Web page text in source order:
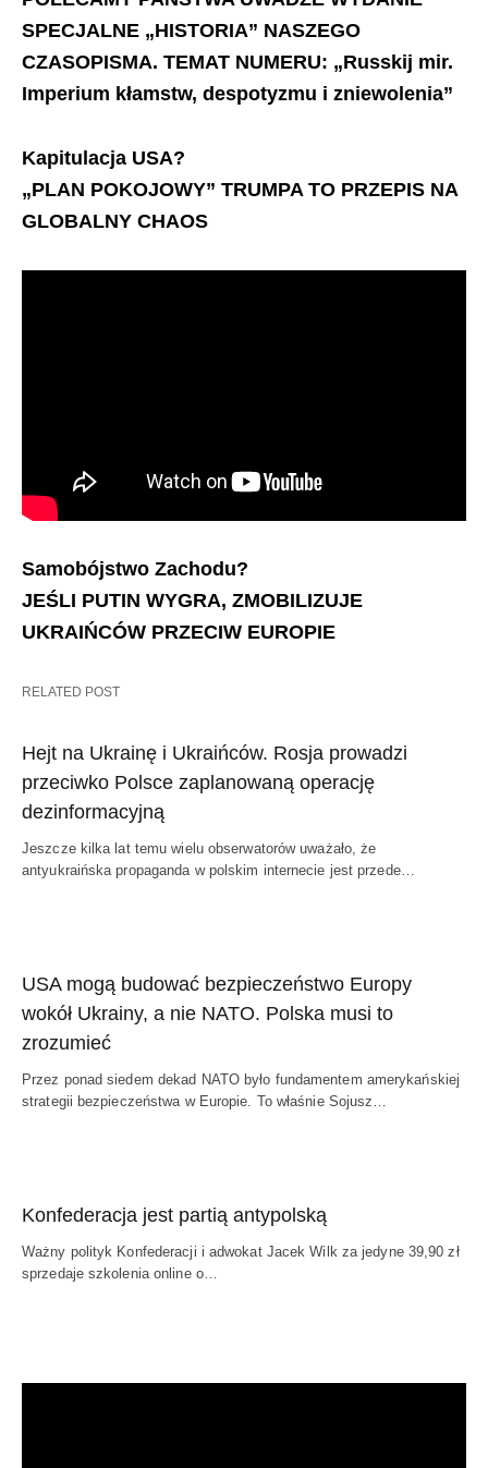
SPECJALNE „HISTORIA” NASZEGO
CZASOPISMA. TEMAT NUMERU: „Russkij mir.
Imperium kłamstw, despotyzmu i zniewolenia”
Kapitulacja USA?
„PLAN POKOJOWY” TRUMPA TO PRZEPIS NA
GLOBALNY CHAOS
Samobójstwo Zachodu?
JEŚLI PUTIN WYGRA, ZMOBILIZUJE
UKRAIŃCÓW PRZECIW EUROPIE
RELATED POST
Hejt na Ukrainę i Ukraińców. Rosja prowadzi
przeciwko Polsce zaplanowaną operację
dezinformacyjną
Jeszcze kilka lat temu wielu obserwatorów uważało, że
antyukraińska propaganda w polskim internecie jest przede…
USA mogą budować bezpieczeństwo Europy
wokół Ukrainy, a nie NATO. Polska musi to
zrozumieć
Przez ponad siedem dekad NATO było fundamentem amerykańskiej
strategii bezpieczeństwa w Europie. To właśnie Sojusz…
Konfederacja jest partią antypolską
Ważny polityk Konfederacji i adwokat Jacek Wilk za jedyne 39,90 zł
sprzedaje szkolenia online o…